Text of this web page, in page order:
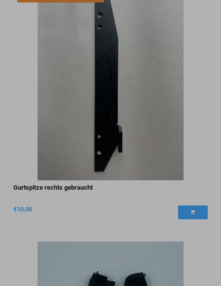
Gurtspitze rechts gebraucht
€10,00